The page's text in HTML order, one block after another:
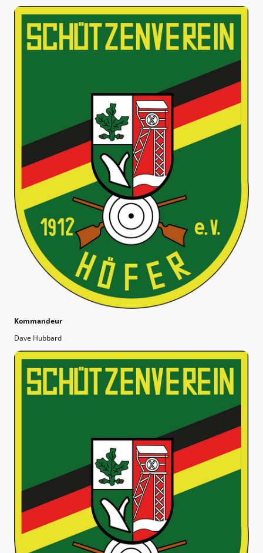
Kommandeur
Dave Hubbard